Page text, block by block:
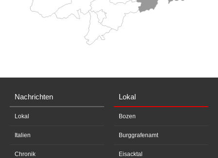
Nachrichten
Lokal
Italien
Chronik
Lokal
Bozen
Burggrafenamt
Eisacktal